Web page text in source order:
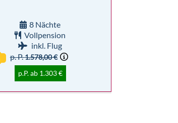
8 Nächte
Vollpension
inkl. Flug
p. P.1.578,00 €
p.P. ab 1.303 €